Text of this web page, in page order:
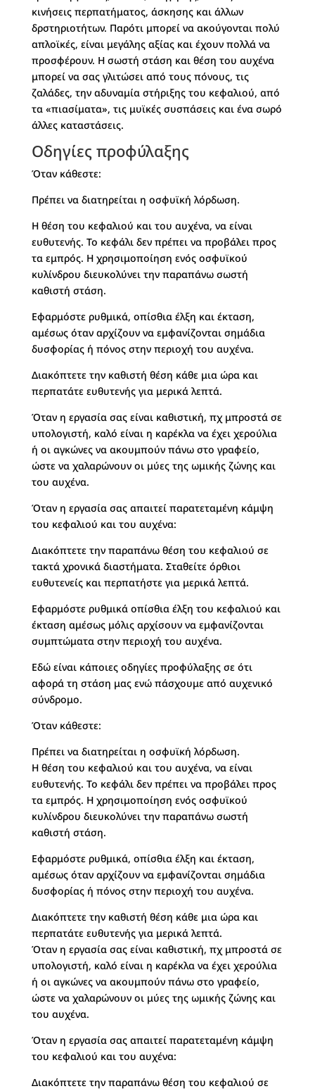
κινήσεις περπατήματος, άσκησης και άλλων
δρστηριοτήτων. Παρότι μπορεί να ακούγονται πολύ
απλοϊκές, είναι μεγάλης αξίας και έχουν πολλά να
προσφέρουν. Η σωστή στάση και θέση του αυχένα
μπορεί να σας γλιτώσει από τους πόνους, τις
ζαλάδες, την αδυναμία στήριξης του κεφαλιού, από
τα «πιασίματα», τις μυϊκές συσπάσεις και ένα σωρό
άλλες καταστάσεις.
Οδηγίες προφύλαξης
Όταν κάθεστε:
Πρέπει να διατηρείται η οσφυϊκή λόρδωση.
Η θέση του κεφαλιού και του αυχένα, να είναι
ευθυτενής. Το κεφάλι δεν πρέπει να προβάλει προς
τα εμπρός. Η χρησιμοποίηση ενός οσφυϊκού
κυλίνδρου διευκολύνει την παραπάνω σωστή
καθιστή στάση.
Εφαρμόστε ρυθμικά, οπίσθια έλξη και έκταση,
αμέσως όταν αρχίζουν να εμφανίζονται σημάδια
δυσφορίας ή πόνος στην περιοχή του αυχένα.
Διακόπτετε την καθιστή θέση κάθε μια ώρα και
περπατάτε ευθυτενής για μερικά λεπτά.
Όταν η εργασία σας είναι καθιστική, πχ μπροστά σε
υπολογιστή, καλό είναι η καρέκλα να έχει χερούλια
ή οι αγκώνες να ακουμπούν πάνω στο γραφείο,
ώστε να χαλαρώνουν οι μύες της ωμικής ζώνης και
του αυχένα.
Όταν η εργασία σας απαιτεί παρατεταμένη κάμψη
του κεφαλιού και του αυχένα:
Διακόπτετε την παραπάνω θέση του κεφαλιού σε
τακτά χρονικά διαστήματα. Σταθείτε όρθιοι
ευθυτενείς και περπατήστε για μερικά λεπτά.
Εφαρμόστε ρυθμικά οπίσθια έλξη του κεφαλιού και
έκταση αμέσως μόλις αρχίσουν να εμφανίζονται
συμπτώματα στην περιοχή του αυχένα.
Εδώ είναι κάποιες οδηγίες προφύλαξης σε ότι
αφορά τη στάση μας ενώ πάσχουμε από αυχενικό
σύνδρομο.
Όταν κάθεστε:
Πρέπει να διατηρείται η οσφυϊκή λόρδωση.
Η θέση του κεφαλιού και του αυχένα, να είναι
ευθυτενής. Το κεφάλι δεν πρέπει να προβάλει προς
τα εμπρός. Η χρησιμοποίηση ενός οσφυϊκού
κυλίνδρου διευκολύνει την παραπάνω σωστή
καθιστή στάση.
Εφαρμόστε ρυθμικά, οπίσθια έλξη και έκταση,
αμέσως όταν αρχίζουν να εμφανίζονται σημάδια
δυσφορίας ή πόνος στην περιοχή του αυχένα.
Διακόπτετε την καθιστή θέση κάθε μια ώρα και
περπατάτε ευθυτενής για μερικά λεπτά.
Όταν η εργασία σας είναι καθιστική, πχ μπροστά σε
υπολογιστή, καλό είναι η καρέκλα να έχει χερούλια
ή οι αγκώνες να ακουμπούν πάνω στο γραφείο,
ώστε να χαλαρώνουν οι μύες της ωμικής ζώνης και
του αυχένα.
Όταν η εργασία σας απαιτεί παρατεταμένη κάμψη
του κεφαλιού και του αυχένα:
Διακόπτετε την παραπάνω θέση του κεφαλιού σε